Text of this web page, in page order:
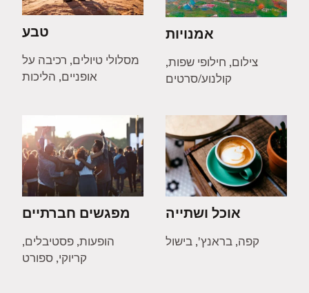
טבע
מסלולי טיולים, רכיבה על
אופניים, הליכות
אמנויות
צילום, חילופי שפות,
קולנוע/סרטים
מפגשים חברתיים
הופעות, פסטיבלים,
קריוקי, ספורט
אוכל ושתייה
קפה, בראנץ', בישול